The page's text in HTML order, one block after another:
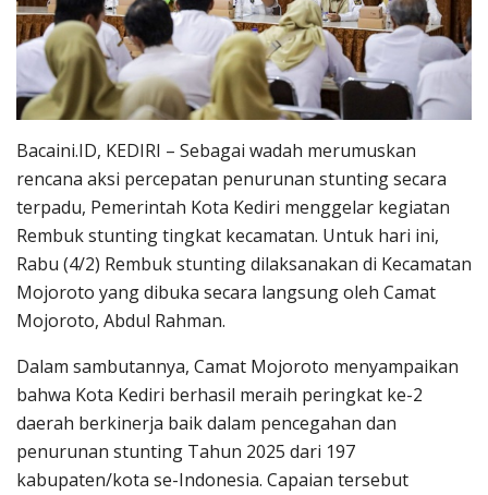
Bacaini.ID, KEDIRI – Sebagai wadah merumuskan
rencana aksi percepatan penurunan stunting secara
terpadu, Pemerintah Kota Kediri menggelar kegiatan
Rembuk stunting tingkat kecamatan. Untuk hari ini,
Rabu (4/2) Rembuk stunting dilaksanakan di Kecamatan
Mojoroto yang dibuka secara langsung oleh Camat
Mojoroto, Abdul Rahman.
Dalam sambutannya, Camat Mojoroto menyampaikan
bahwa Kota Kediri berhasil meraih peringkat ke-2
daerah berkinerja baik dalam pencegahan dan
penurunan stunting Tahun 2025 dari 197
kabupaten/kota se-Indonesia. Capaian tersebut